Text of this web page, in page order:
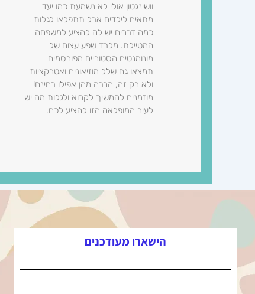
וושינגטון אולי לא נשמעת כמו יעד
מתאים לילדים אבל תתפלאו לגלות
כמה דברים יש לה להציע למשפחה
המטיילת. מלבד שפע עצום של
מונומנטים הסטוריים מפורסמים
תמצאו גם שלל מוזיאונים ואטרקציות
ולא רק זה, הרבה מהן אפילו בחינם!
מוזמנים להמשיך לקרוא ולגלות מה יש
לעיר המופלאה הזו להציע לכם.
הישארו מעודכנים